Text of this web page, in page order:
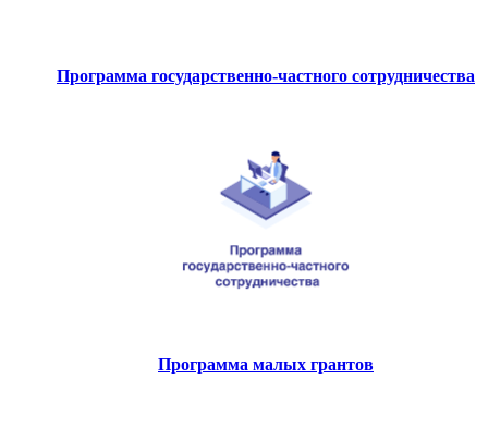
Программа государственно-частного сотрудничества
Программа малых грантов